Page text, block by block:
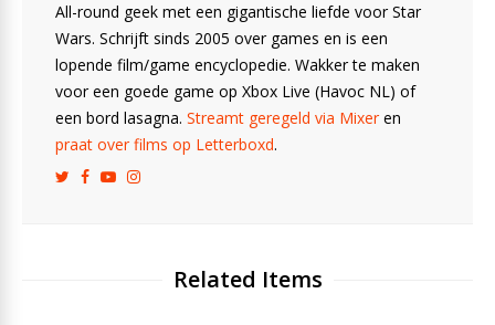
All-round geek met een gigantische liefde voor Star
Wars. Schrijft sinds 2005 over games en is een
lopende film/game encyclopedie. Wakker te maken
voor een goede game op Xbox Live (Havoc NL) of
een bord lasagna. Streamt geregeld via Mixeren
praat over films op Letterboxd.
Related Items